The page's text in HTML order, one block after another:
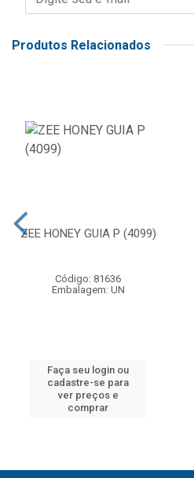
Produtos Relacionados
ZEE HONEY GUIA P (4099)
Código: 81636
Embalagem: UN
Faça seu login ou
cadastre-se para
ver preços e
comprar